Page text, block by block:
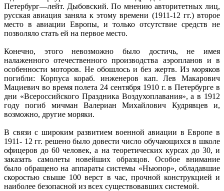
Петербург—лейт. Дыбовский. По мнению авторитетных лиц,
русская авиация заняла к этому времени (1911-12 гг.) второе
место в авиации Европы, и только отсутствие средств не
позволяло стать ей на первое место.
Конечно, этого невозможно было достичь, не имея
налаженного отечественного производства аэропланов и в
особенности моторов. Не обошлось и без жертв. Из моряков
погибли: Корпуса кораб. инженеров кап. Лев Макарович
Мациевич во время полета 24 сентября 1910 г. в Петербурге в
дни «Всероссийского Праздника Воздухоплавания», а в 1912
году погиб мичман Валериан Михайлович Кудрявцев и,
возможно, другие моряки.
В связи с широким развитием военной авиации в Европе в
1911- 12 гг. решено было довести число обучающихся в школе
офицеров до 60 человек, а на теоретических курсах до 30, и
заказать самолеты новейших образцов. Особое внимание
было обращено на аппараты системы «Ньюпор», обладавшие
скоростью свыше 100 верст в час, прочной конструкцией и
наиболее безопасной из всех существовавших системой.